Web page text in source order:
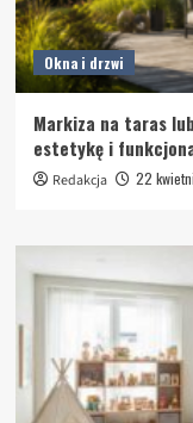
Okna i drzwi
Markiza na taras
estetykę i
Redakcja 22